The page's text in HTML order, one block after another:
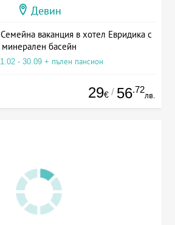
Девин
ваканция в хотел Евридика с
минерален басейн
- 30.09 + пълен пансион
29€ / 56.72
лв.